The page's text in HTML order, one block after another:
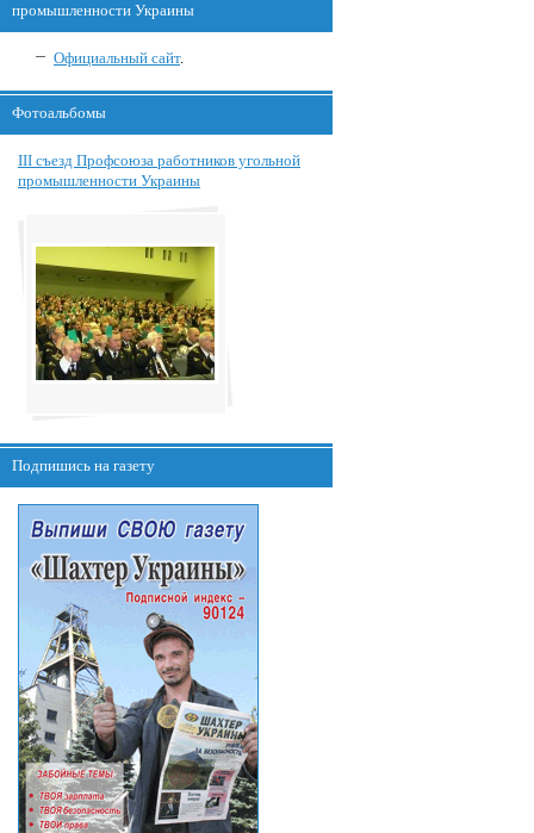
промышленности Украины
Официальный сайт.
Фотоальбомы
III съезд Профсоюза работников угольной
промышленности Украины
Подпишись на газету